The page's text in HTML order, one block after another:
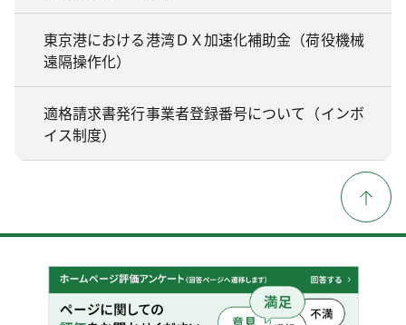
東京港における港湾ＤＸ加速化補助金（荷役機械
遠隔操作化）
適格請求書発行事業者登録番号について（インボ
イス制度）